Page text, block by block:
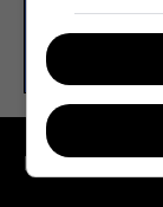
NAVIGATION